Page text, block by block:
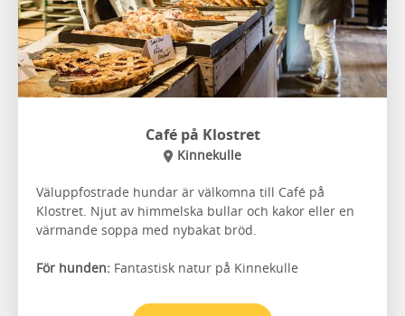
Café på Klostret
Kinnekulle
Väluppfostrade hundar är välkomna till Café på
Klostret. Njut av himmelska bullar och kakor eller en
värmande soppa med nybakat bröd.
För hunden: Fantastisk natur på Kinnekulle